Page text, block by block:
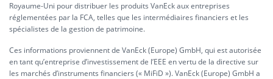
Royaume-Uni pour distribuer les produits VanEck aux entreprises
réglementées par la FCA, telles que les intermédiaires financiers et les
spécialistes de la gestion de patrimoine.
Ces informations proviennent de VanEck (Europe) GmbH, qui est autorisée
en tant qu’entreprise d’investissement de l’EEE en vertu de la directive sur
les marchés d’instruments financiers (« MiFiD »). VanEck (Europe) GmbH a